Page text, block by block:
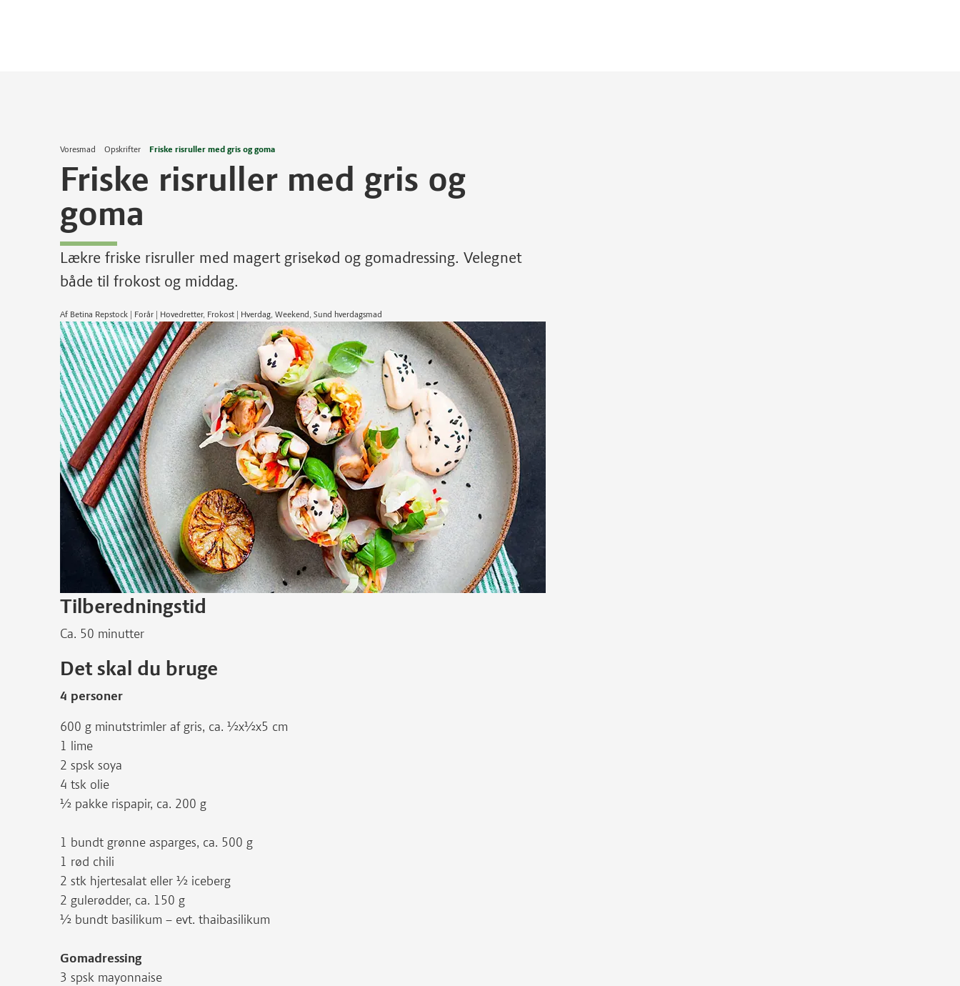
Voresmad Opskrifter Friske risruller med gris og goma
Friske risruller med gris og
goma
Lækre friske risruller med magert grisekød og gomadressing. Velegnet
både til frokost og middag.
Af Betina Repstock | Forår | Hovedretter, Frokost | Hverdag, Weekend, Sund hverdagsmad
Tilberedningstid
Ca. 50 minutter
Det skal du bruge
4 personer
600 g minutstrimler af gris, ca. ½x½x5 cm
1 lime
2 spsk soya
4 tsk olie
½ pakke rispapir, ca. 200 g
1 bundt grønne asparges, ca. 500 g
1 rød chili
2 stk hjertesalat eller ½ iceberg
2 gulerødder, ca. 150 g
½ bundt basilikum – evt. thaibasilikum
Gomadressing
3 spsk mayonnaise